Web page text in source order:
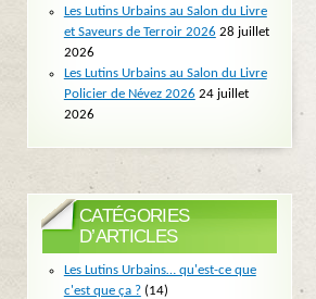
Les Lutins Urbains au Salon du Livre
et Saveurs de Terroir 2026 28 juillet
2026
Les Lutins Urbains au Salon du Livre
Policier de Névez 2026 24 juillet
2026
CATÉGORIES
D’ARTICLES
Les Lutins Urbains… qu'est-ce que
c'est que ça ?(14)